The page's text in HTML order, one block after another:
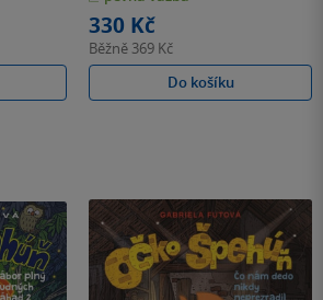
hvězdiček
330 Kč
Běžně 369 Kč
Do košíku